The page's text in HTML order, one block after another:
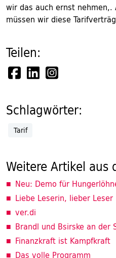
wir das auch ernst
müssen wir diese
Teilen:
Schlagwörter:
Tarif
Weitere Artikel aus
Neu: Demo für
Liebe Leserin, lieber Leser
ver.di
Brandl und Bsirske an der
Finanzkraft ist Kampfkraft
Das volle Programm